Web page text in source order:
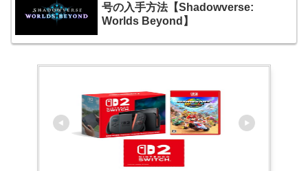
号の入手方法【Shadowverse:
Worlds Beyond】